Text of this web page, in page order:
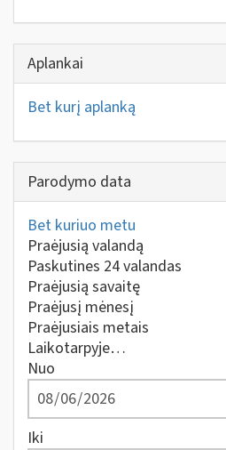
Aplankai
Bet kurį aplanką
Parodymo data
Bet kuriuo metu
Praėjusią valandą
Paskutines 24 valandas
Praėjusią savaitę
Praėjusį mėnesį
Praėjusiais metais
Laikotarpyje…
Nuo
Iki